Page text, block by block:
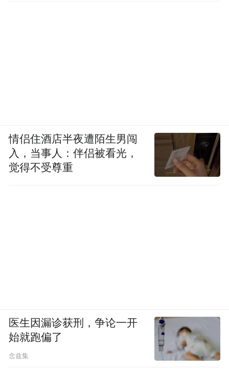
情侣住酒店半夜遭陌生男闯
入，当事人：伴侣被看光，
觉得不受尊重
医生因漏诊获刑，争论一开
始就跑偏了
念兹集